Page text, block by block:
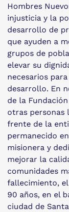
Hombres
injusticia y la
desarrollo de
que ayuden a
grupos de
elevar su
necesarios
desarrollo. En
de la
otras personas
frente de la
permanecido
misionera y
mejorar la
comunidades
fallecimiento,
90 años, en el
ciudad de